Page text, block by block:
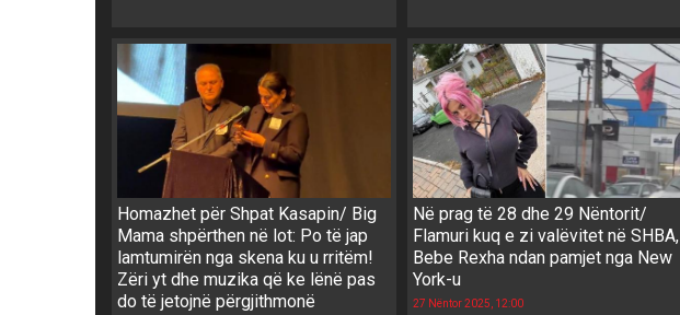
Homazhet për Shpat Kasapin/ Big
Mama shpërthen në lot: Po të jap
lamtumirën nga skena ku u rritëm!
Zëri yt dhe muzika që ke lënë pas
do të jetojnë përgjithmonë
Në prag të 28 dhe 29 Nëntorit/
Flamuri kuq e zi valëvitet në SHBA,
Bebe Rexha ndan pamjet nga New
York-u
27 Nëntor 2025, 12:00